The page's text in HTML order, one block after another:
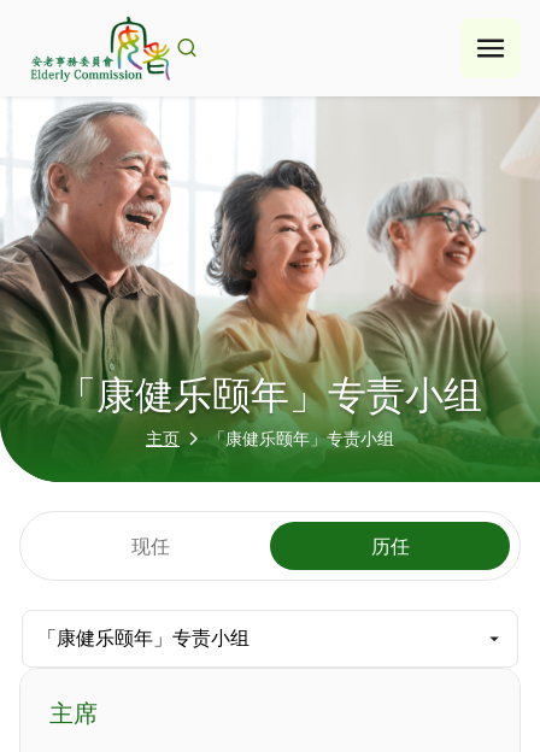
「康健乐颐年」专责小组
主页 「康健乐颐年」专责小组
现任 历任
主席